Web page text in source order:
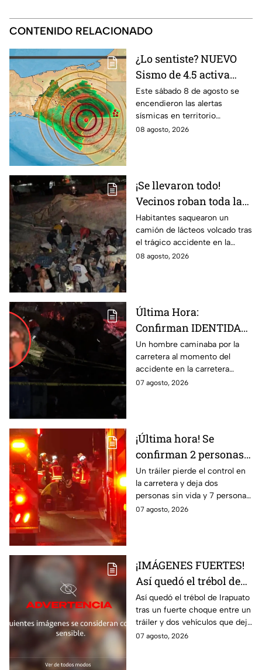
CONTENIDO RELACIONADO
¿Lo sentiste? NUEVO
Sismo de 4.5 activa
alertas en varios
puntos de México
durante la madrugada
de hoy sábado
Este sábado 8 de agosto se
encendieron las alertas
sísmicas en territorio
mexicano, conoce dónde fue y
08 agosto, 2026
¡Se llevaron todo!
Vecinos roban toda la
mercancía del tráiler
volcado en la carretera
de Irapuato
Habitantes saquearon un
camión de lácteos volcado tras
el trágico accidente en la
carretera Irapuato-Abasolo
08 agosto, 2026
Última Hora:
Confirman IDENTIDAD
de uno de los
lesionados tras fatal
accid3nte en Irapuato
Un hombre caminaba por la
carretera al momento del
accidente en la carretera
Irapuato-Abasolo en el Trébol.
07 agosto, 2026
¡Última hora! Se
confirman 2 personas
fall3cidas y 7
lesion4dos en
accid3nte carretero en
Irapuato; esto se sabe
Un tráiler pierde el control en
la carretera y deja dos
personas sin vida y 7 personas
más lesionadas.
07 agosto, 2026
¡IMÁGENES FUERTES!
Así quedó el trébol de
Irapuato tras aparatoso
choque; hay mu3rtos y
lesionados
Así quedó el trébol de Irapuato
tras un fuerte choque entre un
tráiler y dos vehículos que dejó
dos muertos y siete personas
07 agosto, 2026